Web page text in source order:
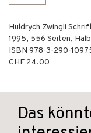
Huldrych Zwingli
1995, 556 Seiten,
ISBN 978-3-290-
CHF 24.00
Das